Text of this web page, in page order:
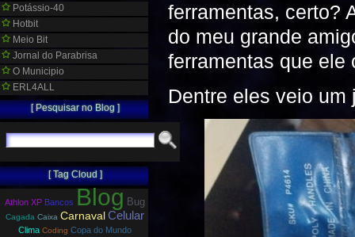
ferramentas, certo?
do meu grande
ferramentas que ele
Dentre eles veio
Potássio-40
Hotbit
Meio Bit
Jornal do Parabrisa
O Municipio
ERL4ALL
[ Pesquisar no Blog ]
[ Tag Cloud ]
Athlon XP Bancos Blog Bug
Cagada Caixa CarnavalCelular
Clima Coding Copa do Mundo